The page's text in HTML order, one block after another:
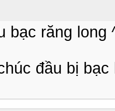
bạc răng long
đầu bị bạc